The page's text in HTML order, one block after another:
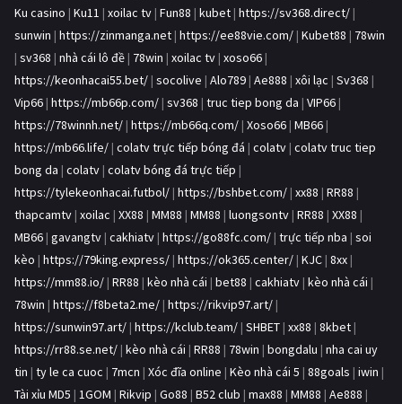
Ku casino | Ku11 | xoilac tv | Fun88 | kubet | https://sv368.direct/ |
sunwin | https://zinmanga.net | https://ee88vie.com/ | Kubet88 | 78win
| sv368 | nhà cái lô đề | 78win | xoilac tv | xoso66 |
https://keonhacai55.bet/ | socolive | Alo789 | Ae888 | xôi lạc | Sv368 |
Vip66 | https://mb66p.com/ | sv368 | truc tiep bong da | VIP66 |
https://78winnh.net/ | https://mb66q.com/ | Xoso66 | MB66 |
https://mb66.life/ | colatv trực tiếp bóng đá | colatv | colatv truc tiep
bong da | colatv | colatv bóng đá trực tiếp |
https://tylekeonhacai.futbol/ | https://bshbet.com/ | xx88 | RR88 |
thapcamtv | xoilac | XX88 | MM88 | MM88 | luongsontv | RR88 | XX88 |
MB66 | gavangtv | cakhiatv | https://go88fc.com/ | trực tiếp nba | soi
kèo | https://79king.express/ | https://ok365.center/ | KJC | 8xx |
https://mm88.io/ | RR88 | kèo nhà cái | bet88 | cakhiatv | kèo nhà cái |
78win | https://f8beta2.me/ | https://rikvip97.art/ |
https://sunwin97.art/ | https://kclub.team/ | SHBET | xx88 | 8kbet |
https://rr88.se.net/ | kèo nhà cái | RR88 | 78win | bongdalu | nha cai uy
tin | ty le ca cuoc | 7mcn | Xóc đĩa online | Kèo nhà cái 5 | 88goals | iwin |
Tài xỉu MD5 | 1GOM | Rikvip | Go88 | B52 club | max88 | MM88 | Ae888 |